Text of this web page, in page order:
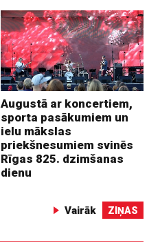
Augustā ar koncertiem,
sporta pasākumiem un
ielu mākslas
priekšnesumiem svinēs
Rīgas 825. dzimšanas
dienu
Vairāk ZIŅAS